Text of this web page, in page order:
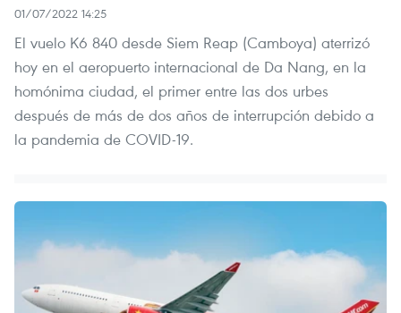
01/07/2022 14:25
El vuelo K6 840 desde Siem Reap (Camboya) aterrizó
hoy en el aeropuerto internacional de Da Nang, en la
homónima ciudad, el primer entre las dos urbes
después de más de dos años de interrupción debido a
la pandemia de COVID-19.